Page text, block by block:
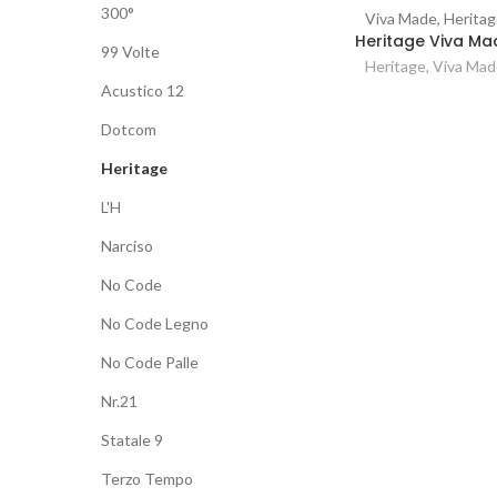
Vergleichen
Viva Made,
Heritage Viva
Heritage, Viva
300°
99 Volte
Acustico 12
Dotcom
Heritage
L'H
Narciso
No Code
No Code Legno
No Code Palle
Nr.21
Statale 9
Terzo Tempo